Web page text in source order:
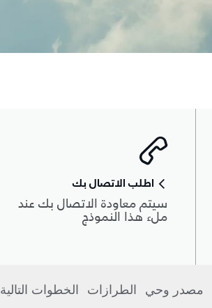
اطلب الاتصال بك
سيتم معاودة الاتصال بك عند
ملء هذا النموذج
مصدر وحي الطرازات الخطوات التالية